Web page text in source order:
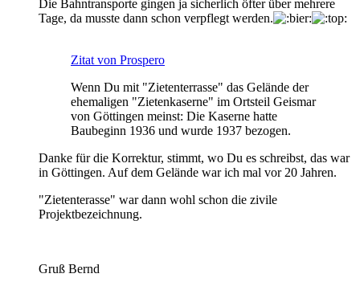
Die Bahntransporte gingen ja sicherlich öfter über mehrere
Tage, da musste dann schon verpflegt werden.
Zitat von Prospero
Wenn Du mit "Zietenterrasse" das Gelände der
ehemaligen "Zietenkaserne" im Ortsteil Geismar
von Göttingen meinst: Die Kaserne hatte
Baubeginn 1936 und wurde 1937 bezogen.
Danke für die Korrektur, stimmt, wo Du es schreibst, das war
in Göttingen. Auf dem Gelände war ich mal vor 20 Jahren.
"Zietenterasse" war dann wohl schon die zivile
Projektbezeichnung.
Gruß Bernd